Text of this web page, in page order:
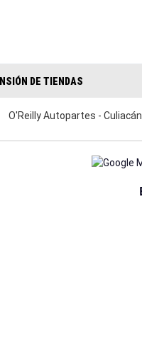
DE TIENDAS
O'Reilly Autopartes -